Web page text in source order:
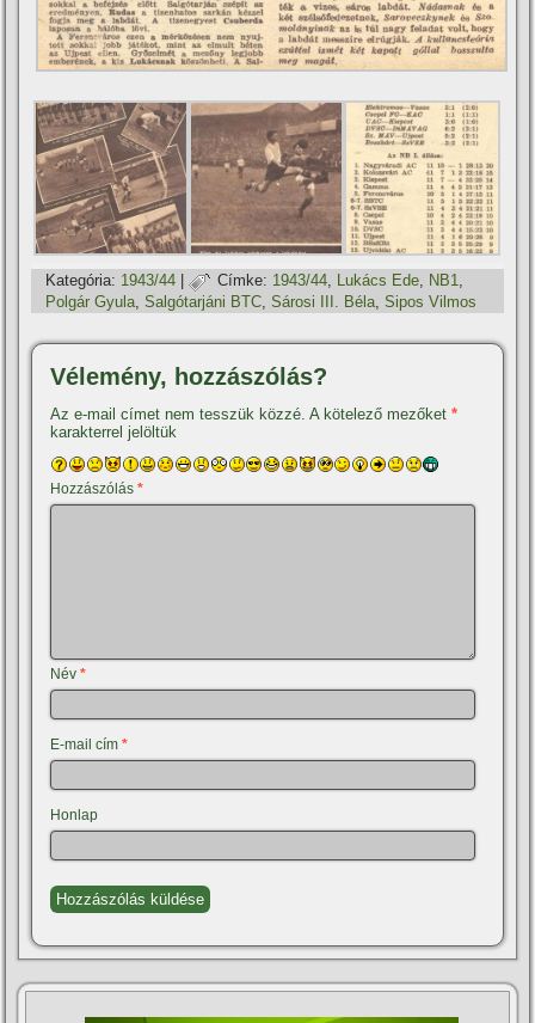
Kategória: 1943/44 | Címke: 1943/44, Lukács Ede, NB1,
Polgár Gyula ,Salgótarjáni BTC ,Sárosi III. Béla ,Sipos Vilmos
Vélemény, hozzászólás?
Az e-mail címet nem tesszük közzé. A kötelező mezőket*
karakterrel jelöltük
Hozzászólás*
Név*
E-mail cím*
Honlap